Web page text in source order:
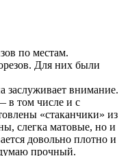
по местам.
Для них были
заслуживает внимание.
в том числе и с
«стаканчики» из
слегка матовые, но и
довольно плотно и
прочный.